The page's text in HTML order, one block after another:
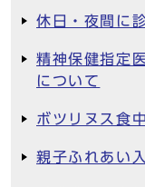
休日・夜間に
精神保健指定
について
ボツリヌス食
親子ふれあい